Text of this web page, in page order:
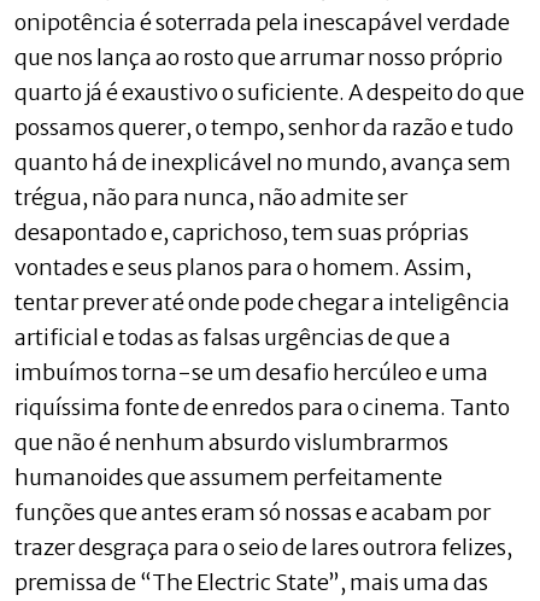
onipotência é soterrada pela inescapável verdade
que nos lança ao rosto que arrumar nosso próprio
quarto já é exaustivo o suficiente. A despeito do que
possamos querer, o tempo, senhor da razão e tudo
quanto há de inexplicável no mundo, avança sem
trégua, não para nunca, não admite ser
desapontado e, caprichoso, tem suas próprias
vontades e seus planos para o homem. Assim,
tentar prever até onde pode chegar a inteligência
artificial e todas as falsas urgências de que a
imbuímos torna-se um desafio hercúleo e uma
riquíssima fonte de enredos para o cinema. Tanto
que não é nenhum absurdo vislumbrarmos
humanoides que assumem perfeitamente
funções que antes eram só nossas e acabam por
trazer desgraça para o seio de lares outrora felizes,
premissa de “The Electric State”, mais uma das